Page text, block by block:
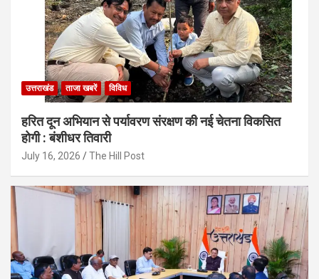
उत्तराखंड ताजा खबरें विविध
हरित दून अभियान से पर्यावरण संरक्षण की नई चेतना विकसित
होगी : बंशीधर तिवारी
July 16, 2026 The Hill Post